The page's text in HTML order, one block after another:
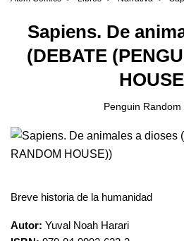
Sapiens. De
(DEBATE
Penguin Random
Breve historia de la humanidad
Autor: Yuval Noah Harari